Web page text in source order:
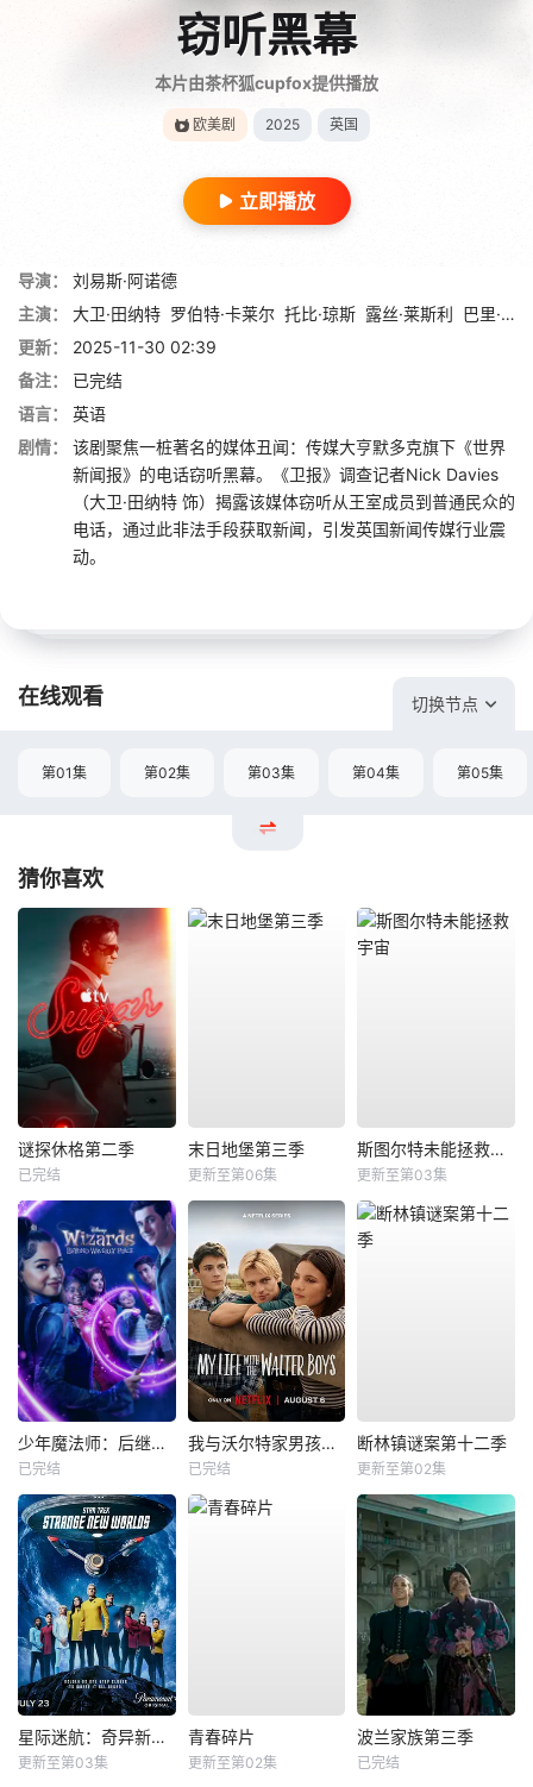
窃听黑幕
本片由茶杯狐cupfox提供播放
欧美剧 2025 英国
立即播放
导演：
刘易斯·阿诺德
主演：
大卫·田纳特 罗伯特·卡莱尔 托比·琼斯 露丝·莱斯利 巴里·斯隆
更新：
2025-11-30 02:39
备注：
已完结
语言：
英语
剧情：
该剧聚焦一桩著名的媒体丑闻：传媒大亨默多克旗下《世界
新闻报》的电话窃听黑幕。《卫报》调查记者Nick Davies
（大卫·田纳特 饰）揭露该媒体窃听从王室成员到普通民众的
电话，通过此非法手段获取新闻，引发英国新闻传媒行业震
动。
在线观看 切换节点
第01集 第02集 第03集 第04集 第05集
猜你喜欢
谜探休格第二季
已完结
末日地堡第三季
更新至第06集
斯图尔特未能拯救宇宙
更新至第03集
少年魔法师：后继者第三季
已完结
我与沃尔特家男孩的生活第三季
已完结
断林镇谜案第十二季
更新至第02集
星际迷航：奇异新世界第四季
更新至第03集
青春碎片
更新至第02集
波兰家族第三季
已完结